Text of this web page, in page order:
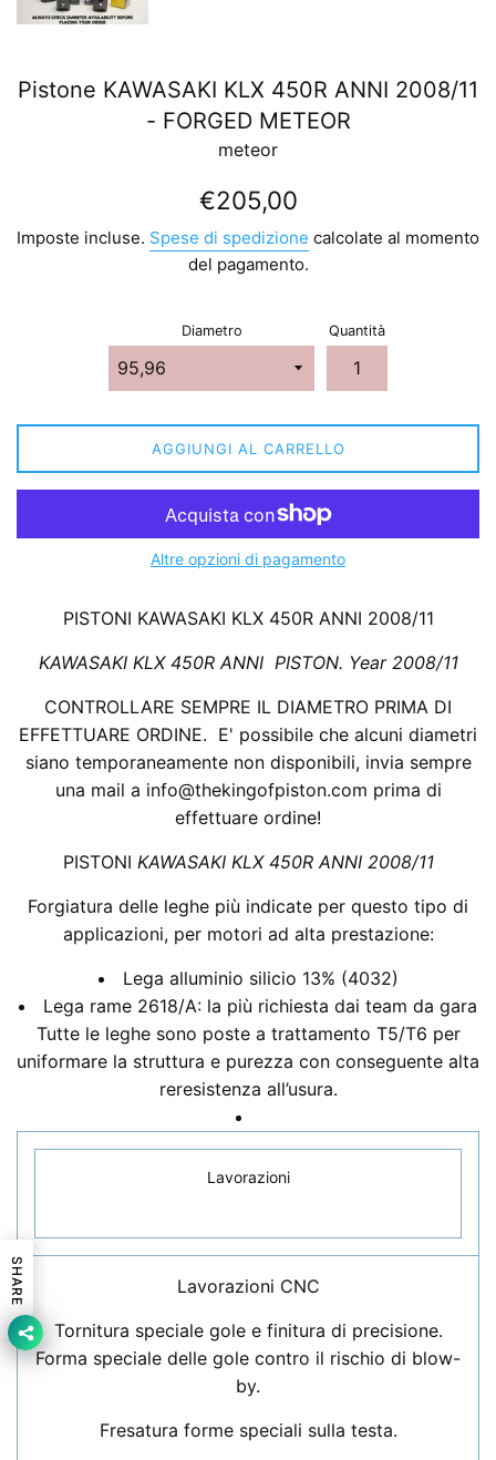
Pistone KAWASAKI KLX 450R ANNI 2008/11
- FORGED METEOR
meteor
Prezzo
listino
€205,00
Imposte incluse. Spese di spedizione calcolate al momento
del pagamento.
Diametro Quantità
AGGIUNGI AL CARRELLO
Altre opzioni di pagamento
PISTONI KAWASAKI KLX 450R ANNI 2008/11
KAWASAKI KLX 450R ANNI PISTON. Year 2008/11
CONTROLLARE SEMPRE IL DIAMETRO PRIMA DI
EFFETTUARE ORDINE. E' possibile che alcuni diametri
siano temporaneamente non disponibili, invia sempre
una mail a info@thekingofpiston.com prima di
effettuare ordine!
PISTONI KAWASAKI KLX 450R ANNI 2008/11
Forgiatura delle leghe più indicate per questo tipo di
applicazioni, per motori ad alta prestazione:
Lega alluminio silicio 13% (4032)
Lega rame 2618/A: la più richiesta dai team da gara
Tutte le leghe sono poste a trattamento T5/T6 per
uniformare la struttura e purezza con conseguente alta
reresistenza all’usura.
Lavorazioni
Lavorazioni CNC
Tornitura speciale gole e finitura di precisione.
Forma speciale delle gole contro il rischio di blow-
by.
Fresatura forme speciali sulla testa.
SHARE